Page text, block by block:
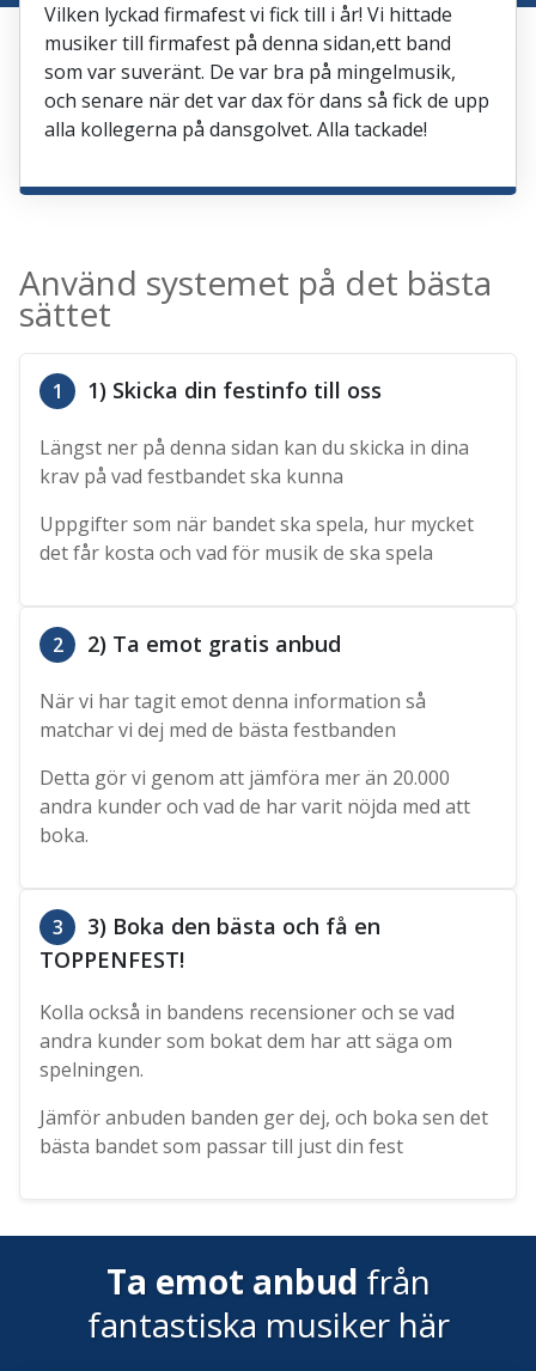
Vilken lyckad firmafest vi fick till i år! Vi hittade
musiker till firmafest på denna sidan,ett band
som var suveränt. De var bra på mingelmusik,
och senare när det var dax för dans så fick de upp
alla kollegerna på dansgolvet. Alla tackade!
Använd systemet på det bästa
sättet
1 1) Skicka din festinfo till oss
Längst ner på denna sidan kan du skicka in dina
krav på vad festbandet ska kunna
Uppgifter som när bandet ska spela, hur mycket
det får kosta och vad för musik de ska spela
2 2) Ta emot gratis anbud
När vi har tagit emot denna information så
matchar vi dej med de bästa festbanden
Detta gör vi genom att jämföra mer än 20.000
andra kunder och vad de har varit nöjda med att
boka.
3
3) Boka den bästa och få en
TOPPENFEST!
Kolla också in bandens recensioner och se vad
andra kunder som bokat dem har att säga om
spelningen.
Jämför anbuden banden ger dej, och boka sen det
bästa bandet som passar till just din fest
Ta emot anbud från
fantastiska musiker här